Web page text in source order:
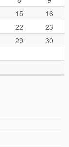
15
16
22
23
29
30